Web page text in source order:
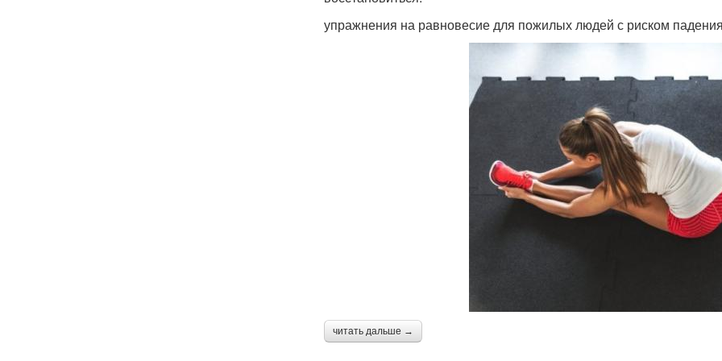
упражнения на равновесие для пожилых людей с риском
читать дальше →